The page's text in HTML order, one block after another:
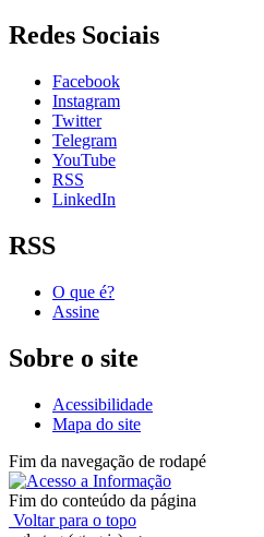
Redes Sociais
Facebook
Instagram
Twitter
Telegram
YouTube
RSS
LinkedIn
RSS
O que é?
Assine
Sobre o site
Acessibilidade
Mapa do site
Fim da navegação de rodapé
Fim do conteúdo da página
Voltar para o topo